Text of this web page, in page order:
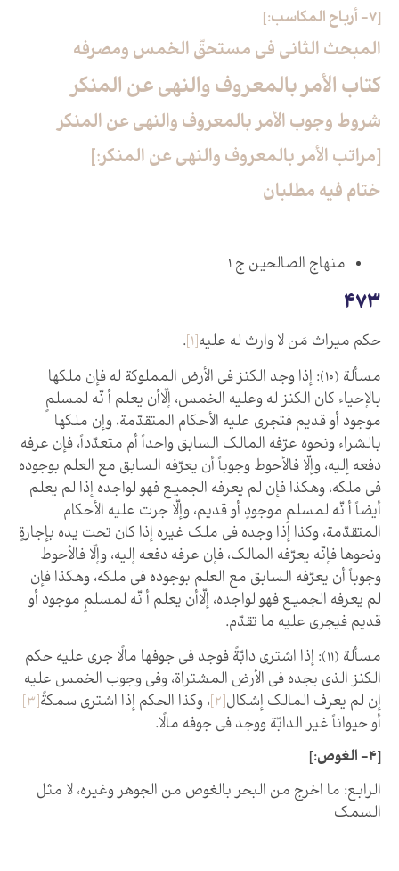
[7- أرباح المكاسب:]
المبحث الثاني في مستحقّ الخمس ومصرفه‏
كتاب الأمر بالمعروف والنهي عن المنكر
شروط وجوب الأمر بالمعروف والنهي عن المنكر
[مراتب الأمر بالمعروف والنهي عن المنكر:]
ختام فيه مطلبان
منهاج الصالحين‏ ج ۱
473
حكم ميراث مَن لا وارث له عليه‏[1]
.
مسألة (10): إذا وجد الكنز في الأرض المملوكة له فإن ملكها
بالإحياء كان الكنز له وعليه الخمس، إلّاأن يعلم أ نّه لمسلمٍ
موجود أو قديم فتجري عليه الأحكام المتقدّمة، وإن ملكها
بالشراء ونحوه عرّفه المالك السابق واحداً أم متعدّداً، فإن عرفه
دفعه إليه، وإلّا فالأحوط وجوباً أن يعرّفه السابق مع العلم بوجوده
في ملكه، وهكذا فإن لم يعرفه الجميع فهو لواجده إذا لم يعلم
أيضاً أ نّه لمسلمٍ موجودٍ أو قديم، وإلّا جرت عليه الأحكام
المتقدّمة، وكذا إذا وجده في ملك غيره إذا كان تحت يده بإجارةٍ
ونحوها فإنّه يعرّفه المالك، فإن عرفه دفعه إليه، وإلّا فالأحوط
وجوباً أن يعرّفه السابق مع العلم بوجوده في ملكه، وهكذا فإن
لم يعرفه الجميع فهو لواجده، إلّاأن يعلم أ نّه لمسلمٍ موجود أو
قديم فيجري عليه ما تقدّم.
مسألة (11): إذا اشترى دابّةً فوجد في جوفها مالًا جرى عليه حكم
الكنز الذي يجده في الأرض المشتراة، وفي وجوب الخمس عليه
إن لم يعرف المالك إشكال‏[2] ، وكذا الحكم إذا اشترى سمكةً[3]
أو حيواناً غير الدابّة ووجد في جوفه مالًا.
[4- الغوص:]
الرابع: ما اخرج من البحر بالغوص من الجوهر وغيره، لا مثل
السمك‏